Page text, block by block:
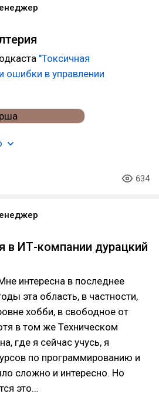
"Токсичная
ошибки в управлении
634
в ИТ-компании дурацкий
интересна в последнее
эта область, в частности,
хобби, в свободное от
в том же Техническом
где я сейчас учусь, я
по программированию и
сложно и интересно. Но
это…